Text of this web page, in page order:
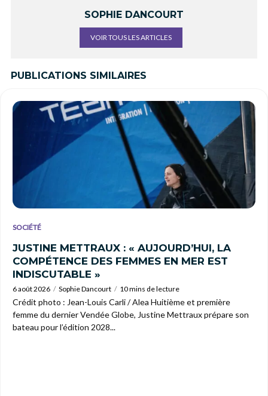
SOPHIE DANCOURT
VOIR TOUS LES ARTICLES
PUBLICATIONS SIMILAIRES
SOCIÉTÉ
JUSTINE METTRAUX : « AUJOURD’HUI, LA
COMPÉTENCE DES FEMMES EN MER EST
INDISCUTABLE »
6 août 2026 Sophie Dancourt 10 mins de lecture
Crédit photo : Jean-Louis Carli / Alea Huitième et première
femme du dernier Vendée Globe, Justine Mettraux prépare son
bateau pour l’édition 2028...